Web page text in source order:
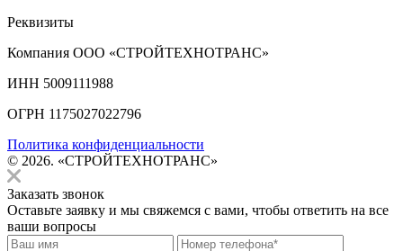
Реквизиты
Компания ООО «СТРОЙТЕХНОТРАНС»
ИНН 5009111988
ОГРН 1175027022796
Политика конфиденциальности
© 2026. «СТРОЙТЕХНОТРАНС»
Заказать звонок
Оставьте заявку и мы свяжемся с вами, чтобы ответить на все
ваши вопросы